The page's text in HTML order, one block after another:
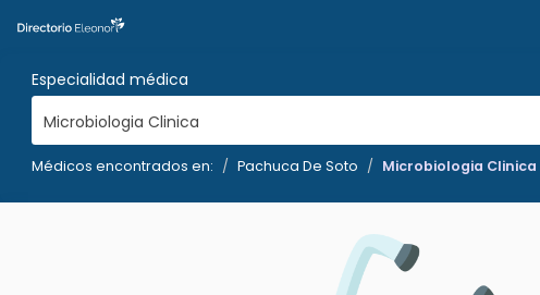
Especialidad médica
Microbiologia Clinica
Médicos encontrados en: Pachuca De Soto Microbiologia Clinica